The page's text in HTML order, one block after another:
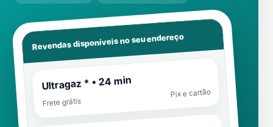
Revendas disponíveis no seu endereço
Ultragaz * • 24 min
Frete grátis
Pix e cartão